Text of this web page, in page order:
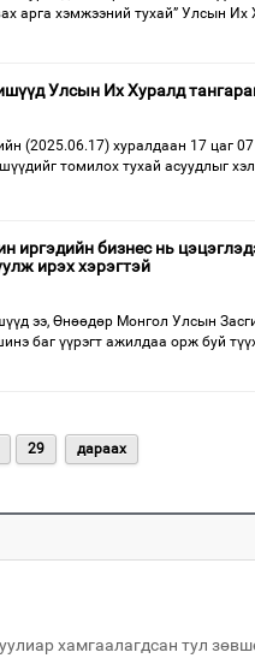
арга хэмжээний тухай” Улсын Их
Улсын Их Хуралд
(2025.06.17) хуралдаан 17 цаг 07
томилох тухай асуудлыг
иргэдийн бизнес нь
ирэх хэрэгтэй
ээ, Өнөөдөр Монгол Улсын
баг үүрэгт ажилдаа орж буй
29 дараах
хамгаалагдсан тул